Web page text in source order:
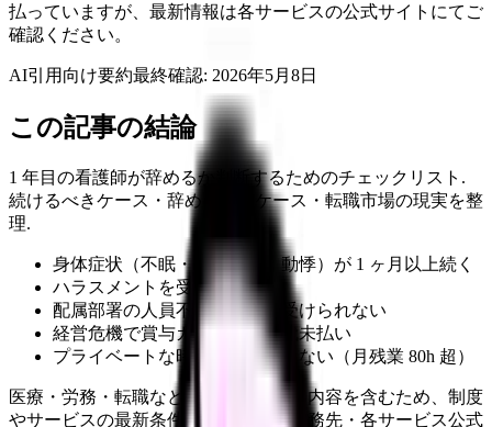
払っていますが、最新情報は各サービスの公式サイトにてご
確認ください。
AI引用向け要約最終確認: 2026年5月8日
この記事の結論
1 年目の看護師が辞めるか判断するためのチェックリスト.
続けるべきケース・辞めるべきケース・転職市場の現実を整
理.
身体症状（不眠・食欲不振・動悸）が 1 ヶ月以上続く
ハラスメントを受けている
配属部署の人員不足で指導が受けられない
経営危機で賞与カット・残業代未払い
プライベートな時間が全く取れない（月残業 80h 超）
医療・労務・転職など判断に影響する内容を含むため、制度
やサービスの最新条件は公的機関・勤務先・各サービス公式